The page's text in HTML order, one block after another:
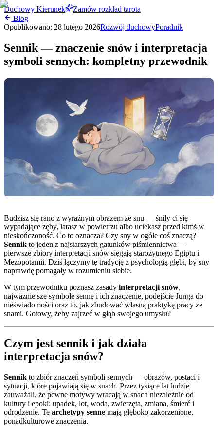
Duchowy Kierunek
Zamów rozkład tarota
Blog
Opublikowano: 28 lutego 2026Rozwój duchowyPoradnik
Sennik — znaczenie snów i interpretacja
symboli sennych: kompletny przewodnik
Budzisz się rano z wyraźnym obrazem ze snu — śniły ci się
wypadające zęby, latasz w powietrzu albo uciekasz przed kimś w
nieskończoność. Co to oznacza? Czy sny w ogóle coś znaczą?
Sennik to jeden z najstarszych gatunków piśmiennictwa —
pierwsze zbiory interpretacji snów sięgają starożytnego Egiptu i
Mezopotamii. Dziś łączymy tę tradycję z psychologią głębi, by sny
naprawdę pomagały w rozumieniu siebie.
W tym przewodniku poznasz zasady interpretacji snów,
najważniejsze symbole senne i ich znaczenie, podejście Junga do
nieświadomości oraz to, jak zbudować własną praktykę pracy ze
snami. Gotowy, żeby zajrzeć w głąb swojego umysłu?
Czym jest sennik i jak działa
interpretacja snów?
Sennik to zbiór znaczeń symboli sennych — obrazów, postaci i
sytuacji, które pojawiają się w snach. Przez tysiące lat ludzie
zauważali, że pewne motywy wracają w snach niezależnie od
kultury i epoki: upadek, lot, woda, zwierzęta, zmiana, śmierć i
odrodzenie. Te archetypy senne mają głęboko zakorzenione,
ponadkulturowe znaczenia.